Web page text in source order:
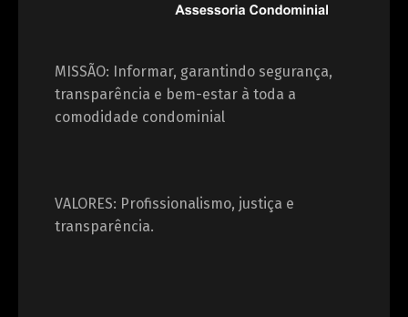
MISSÃO: Informar, garantindo segurança,
transparência e bem-estar à toda a
comodidade condominial
VALORES: Profissionalismo, justiça e
transparência.